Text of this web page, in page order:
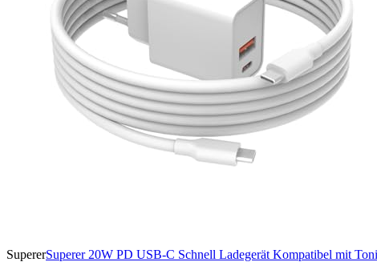
SupererSuperer 20W PD USB-C Schnell Ladegerät Kompatibel mit